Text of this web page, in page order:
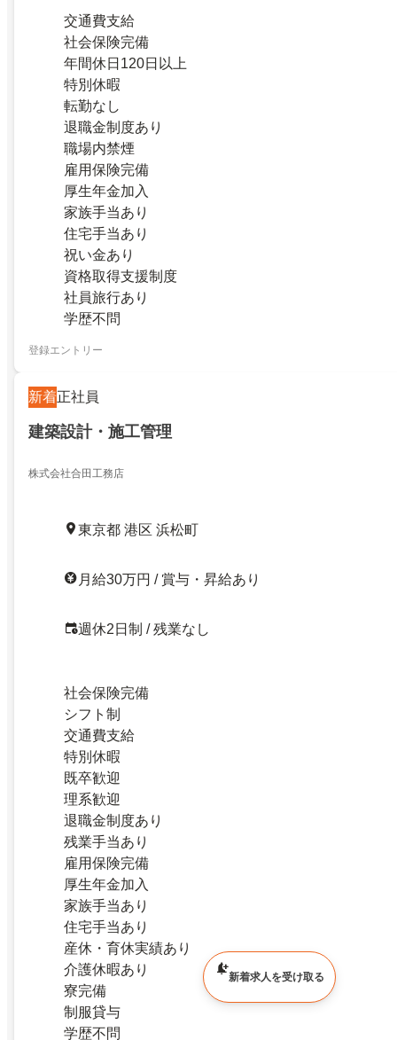
交通費支給
社会保険完備
年間休日120日以上
特別休暇
転勤なし
退職金制度あり
職場内禁煙
雇用保険完備
厚生年金加入
家族手当あり
住宅手当あり
祝い金あり
資格取得支援制度
社員旅行あり
学歴不問
登録エントリー
新着正社員
建築設計・施工管理
株式会社合田工務店
東京都 港区 浜松町
月給30万円 / 賞与・昇給あり
週休2日制 / 残業なし
社会保険完備
シフト制
交通費支給
特別休暇
既卒歓迎
理系歓迎
退職金制度あり
残業手当あり
雇用保険完備
厚生年金加入
家族手当あり
住宅手当あり
産休・育休実績あり
介護休暇あり
寮完備
制服貸与
学歴不問
新着求人を受け取る